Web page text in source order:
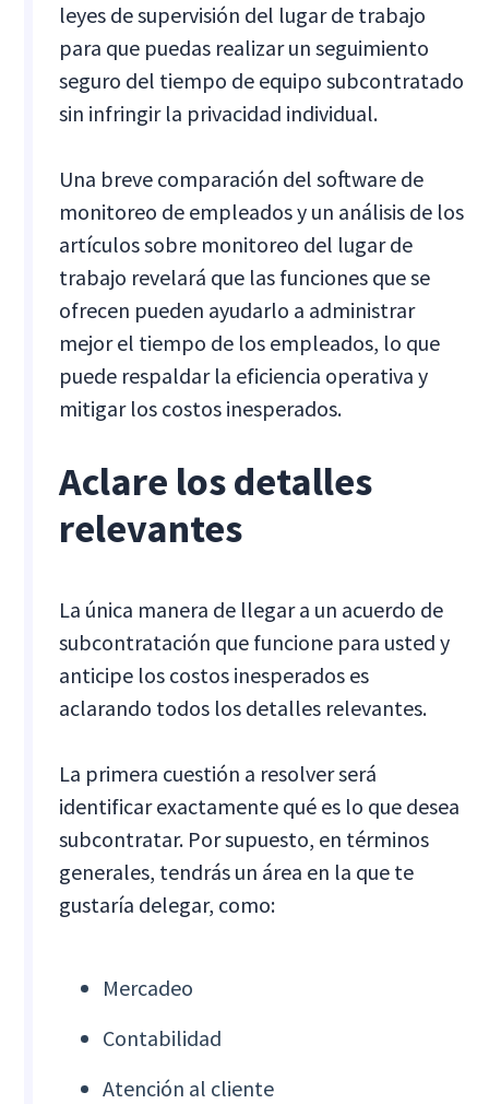
leyes de supervisión del lugar de trabajo
para que puedas realizar un seguimiento
seguro del tiempo de equipo subcontratado
sin infringir la privacidad individual.
Una breve comparación del software de
monitoreo de empleados y un análisis de los
artículos sobre monitoreo del lugar de
trabajo revelará que las funciones que se
ofrecen pueden ayudarlo a administrar
mejor el tiempo de los empleados, lo que
puede respaldar la eficiencia operativa y
mitigar los costos inesperados.
Aclare los detalles
relevantes
La única manera de llegar a un acuerdo de
subcontratación que funcione para usted y
anticipe los costos inesperados es
aclarando todos los detalles relevantes.
La primera cuestión a resolver será
identificar exactamente qué es lo que desea
subcontratar. Por supuesto, en términos
generales, tendrás un área en la que te
gustaría delegar, como:
Mercadeo
Contabilidad
Atención al cliente